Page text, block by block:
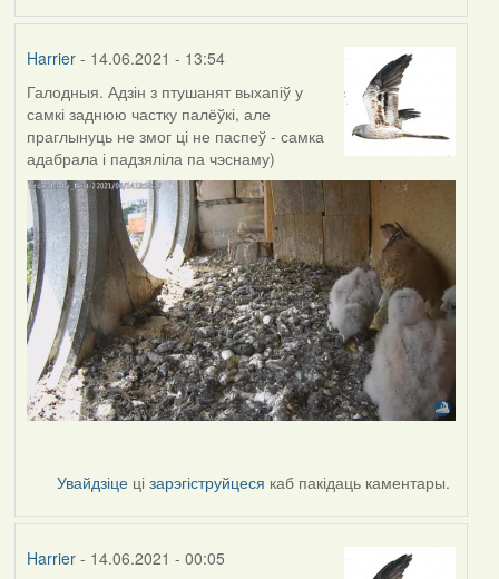
Harrier- 14.06.2021 - 13:54
Галодныя. Адзін з птушанят выхапіў у
самкі заднюю частку палёўкі, але
праглынуць не змог ці не паспеў - самка
адабрала і падзяліла па чэснаму)
Увайдзіце цізарэгіструйцеся каб пакідаць каментары.
Harrier- 14.06.2021 - 00:05